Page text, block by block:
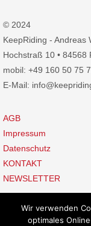
© 2024
KeepRiding - Andreas
Hochstraß 10 • 84568
mobil: +49 160 50 75
E-Mail:
AGB
Impressum
Datenschutz
KONTAKT
NEWSLETTER
Wir verwenden
optimales